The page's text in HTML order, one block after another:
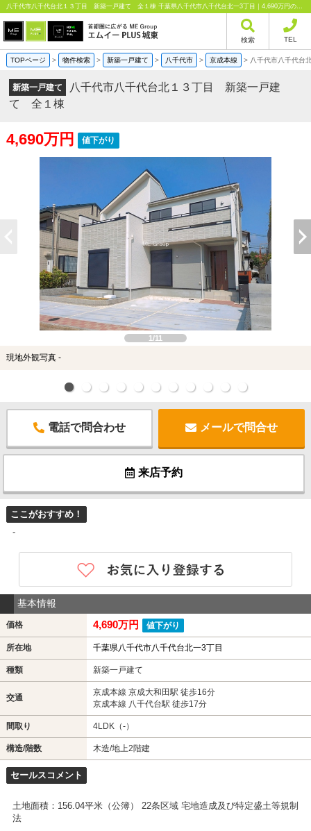
八千代市八千代台北１３丁目 新築一戸建て 全１棟 千葉県八千代市八千代台北一3丁目｜4,690万円の新築一戸建て｜分譲住宅や新築物件｜エムイーPLUS城東株式会社
検索 TEL
TOPページ > 物件検索 > 新築一戸建て > 八千代市 > 京成本線 > 八千代市八千代
新築一戸建て
八千代市八千代台北１３丁目 新築一戸建
て 全１棟
4,690万円 値下がり
1/11
現地外観写真 -
電話で問合わせ メールで問合せ
来店予約
ここがおすすめ！
-
基本情報
価格 4,690万円 値下がり
所在地 千葉県八千代市八千代台北一3丁目
種類 新築一戸建て
交通
京成本線 京成大和田駅 徒歩16分
京成本線 八千代台駅 徒歩17分
間取り 4LDK（-）
構造/階数 木造/地上2階建
セールスコメント
土地面積：156.04平米（公簿） 22条区域 宅地造成及び特定盛土等規制
法